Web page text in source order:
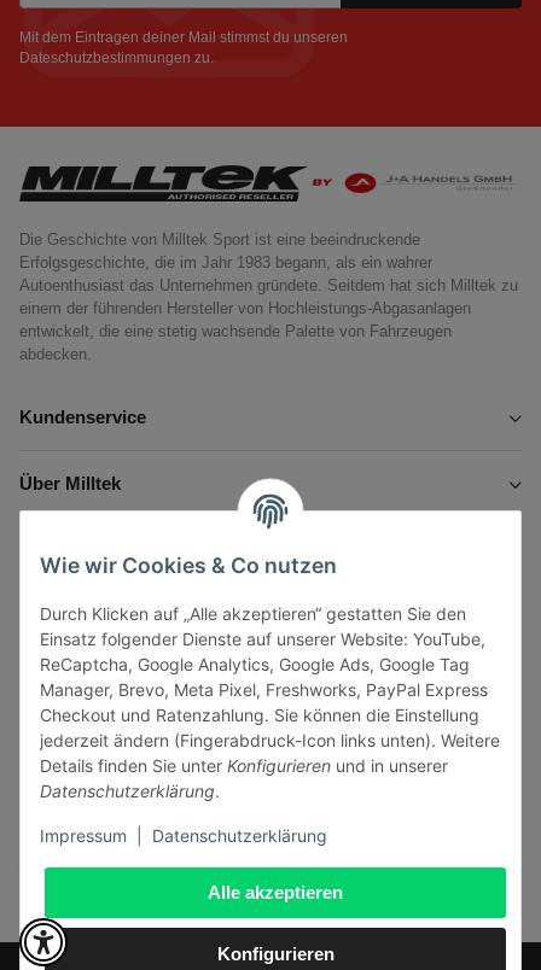
Alle akzeptieren
Konfigurieren
Wie wir Cookies & Co nutzen
Durch Klicken auf „Alle akzeptieren“ gestatten Sie den
Einsatz folgender Dienste auf unserer Website: YouTube,
ReCaptcha, Google Analytics, Google Ads, Google Tag
Manager, Brevo, Meta Pixel, Freshworks, PayPal Express
Checkout und Ratenzahlung. Sie können die Einstellung
jederzeit ändern (Fingerabdruck-Icon links unten). Weitere
Details finden Sie unter Konfigurieren und in unserer
Datenschutzerklärung.
Impressum Datenschutzerklärung
Mit dem Eintragen deiner Mail stimmst du unseren
Dateschutzbestimmungen zu.
Die Geschichte von Milltek Sport ist eine beeindruckende
Erfolgsgeschichte, die im Jahr 1983 begann, als ein wahrer
Autoenthusiast das Unternehmen gründete. Seitdem hat sich Milltek zu
einem der führenden Hersteller von Hochleistungs-Abgasanlagen
entwickelt, die eine stetig wachsende Palette von Fahrzeugen
abdecken.
Kundenservice
Über Milltek
Gesetzliche Informationen
Vertrag widerrufen
Sicher bezahlen via: